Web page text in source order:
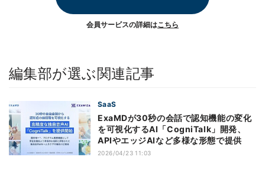
会員サービスの詳細はこちら
編集部が選ぶ関連記事
SaaS
ExaMDが30秒の会話で認知機能の変化
を可視化するAI「CogniTalk」開発、
APIやエッジAIなど多様な形態で提供
2026/04/23 11:03